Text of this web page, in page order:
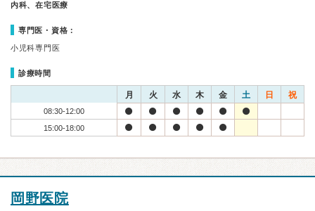
内科、在宅医療
専門医・資格：
小児科専門医
診療時間
月 火 水 木 金 土 日 祝
08:30-12:00
15:00-18:00
岡野医院